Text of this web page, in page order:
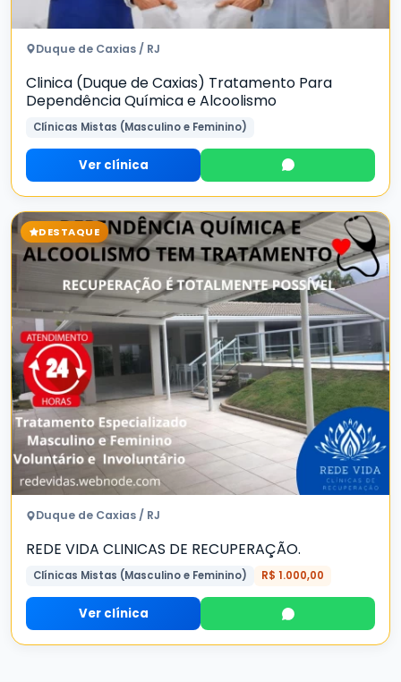
Duque de Caxias / RJ
Clinica (Duque de Caxias) Tratamento Para
Dependência Química e Alcoolismo
Clínicas Mistas (Masculino e Feminino)
Ver clínica
DESTAQUE
Duque de Caxias / RJ
REDE VIDA CLINICAS DE RECUPERAÇÃO.
Clínicas Mistas (Masculino e Feminino) R$ 1.000,00
Ver clínica